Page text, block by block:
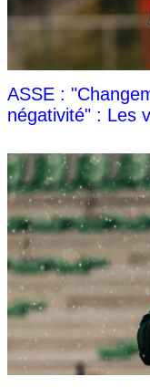
ASSE :
négativité" : Les